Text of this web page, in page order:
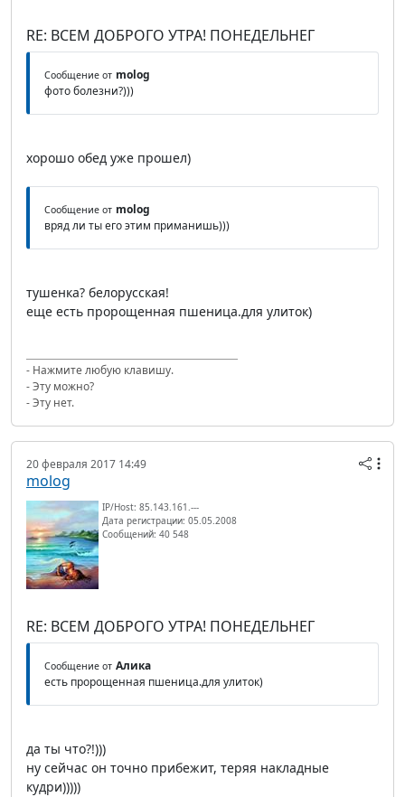
RE: ВСЕМ ДОБРОГО УТРА! ПОНЕДЕЛЬНЕГ
Сообщение от molog
фото болезни?)))
хорошо обед уже прошел)
Сообщение от molog
вряд ли ты его этим приманишь)))
тушенка? белорусская!
еще есть пророщенная пшеница.для улиток)
- Нажмите любую клавишу.
- Эту можно?
- Эту нет.
20 февраля 2017 14:49
molog
IP/Host: 85.143.161.---
Дата регистрации: 05.05.2008
Сообщений: 40 548
RE: ВСЕМ ДОБРОГО УТРА! ПОНЕДЕЛЬНЕГ
Сообщение от Алика
есть пророщенная пшеница.для улиток)
да ты что?!)))
ну сейчас он точно прибежит, теряя накладные
кудри)))))